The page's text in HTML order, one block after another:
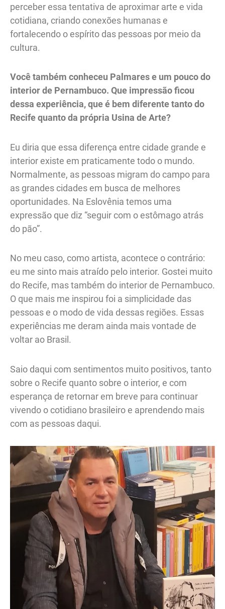
perceber essa tentativa de aproximar arte e vida
cotidiana, criando conexões humanas e
fortalecendo o espírito das pessoas por meio da
cultura.
Você também conheceu Palmarese um pouco do
interior de Pernambuco. Que impressão ficou
dessa experiência, que é bem diferente tanto do
Recife quanto da própria Usina de Arte?
Eu diria que essa diferença entre cidade grande e
interior existe em praticamente todo o mundo.
Normalmente, as pessoas migram do campo para
as grandes cidades em busca de melhores
oportunidades. Na Eslovênia temos uma
expressão que diz “seguir com o estômago atrás
do pão”.
No meu caso, como artista, acontece o contrário:
eu me sinto mais atraído pelo interior. Gostei muito
do Recife, mas também do interior de Pernambuco.
O que mais me inspirou foi a simplicidade das
pessoas e o modo de vida dessas regiões. Essas
experiências me deram ainda mais vontade de
voltar ao Brasil.
Saio daqui com sentimentos muito positivos, tanto
sobre o Recife quanto sobre o interior, e com
esperança de retornar em breve para continuar
vivendo o cotidiano brasileiro e aprendendo mais
com as pessoas daqui.